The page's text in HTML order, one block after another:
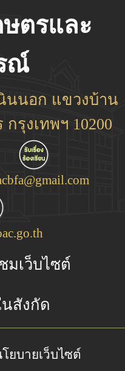
ษตรและ
ณ์
นนอก แขวงบ้าน
รุงเทพฯ 10200
มเว็บไซต์
สังกัด
ยบายเว็บไซต์